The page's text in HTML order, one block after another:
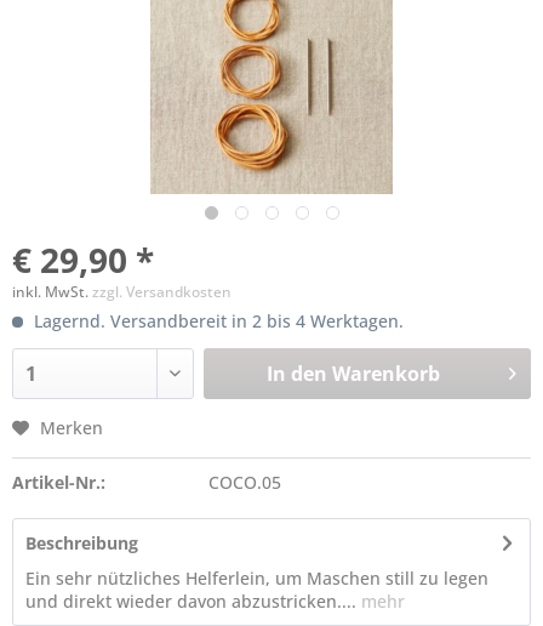
€ 29,90 *
inkl. MwSt.zzgl. Versandkosten
Lagernd. Versandbereit in 2 bis 4 Werktagen.
In den Warenkorb
Merken
Artikel-Nr.: COCO.05
Beschreibung
Ein sehr nützliches Helferlein, um Maschen still zu legen
und direkt wieder davon abzustricken.... mehr